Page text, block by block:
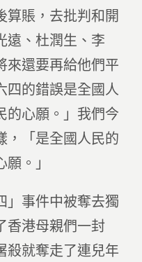
算賬，去批判和開
遠、杜潤生、李
來還要再給他們平
四的錯誤是全國人
的心願。」我們今
，「是全國人民的
。」
」事件中被奪去獨
香港母親們一封
殺就奪走了連兒年